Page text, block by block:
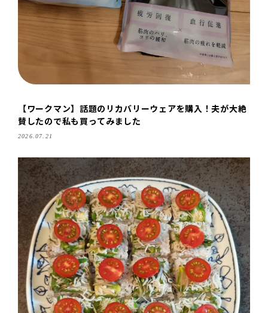
【ワークマン】話題のリカバリーウェアを購入！夫が大絶
賛したので私も買ってみました
2026.07.21